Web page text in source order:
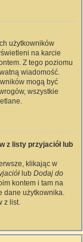
użytkowników
na karcie
Z tego poziomu
wiadomość.
mogą być
wszystkie
z listy przyjaciół lub
klikając w
lub Dodaj do
kontem i tam na
dane użytkownika.
z list.